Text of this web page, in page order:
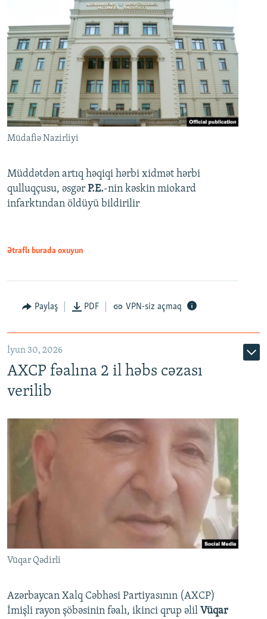
Müdafiə Nazirliyi
Müddətdən artıq həqiqi hərbi xidmət hərbi
qulluqçusu, əsgər P.E.-nin kəskin miokard
infarktından öldüyü bildirilir
Ətraflı burada oxuyun
Paylaş PDF VPN-siz açmaq
İyun 30, 2026
AXCP fəalına 2 il həbs cəzası
verilib
Vüqar Qədirli
Azərbaycan Xalq Cəbhəsi Partiyasının (AXCP)
İmişli rayon şöbəsinin fəalı, ikinci qrup əlil Vüqar